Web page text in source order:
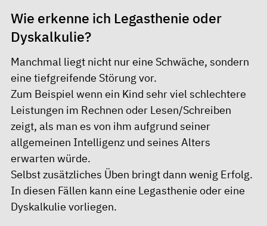
Wie erkenne ich Legasthenie oder
Dyskalkulie?
Manchmal liegt nicht nur eine Schwäche, sondern
eine tiefgreifende Störung vor.
Zum Beispiel wenn ein Kind sehr viel schlechtere
Leistungen im Rechnen oder Lesen/Schreiben
zeigt, als man es von ihm aufgrund seiner
allgemeinen Intelligenz und seines Alters
erwarten würde.
Selbst zusätzliches Üben bringt dann wenig Erfolg.
In diesen Fällen kann eine Legasthenie oder eine
Dyskalkulie vorliegen.